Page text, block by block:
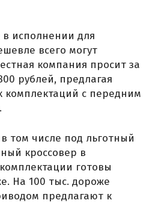
в исполнении для
всего могут
компания просит за
рублей, предлагая
комплектаций с передним
том числе под льготный
кроссовер в
готовы
На 100 тыс. дороже
предлагают к